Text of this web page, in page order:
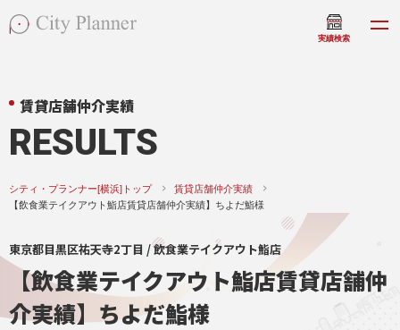
実績検索
賃貸店舗仲介実績
RESULTS
シティ・プランナー[横浜]トップ
賃貸店舗仲介実績
【飲食業テイクアウト鮨店賃貸店舗仲介実績】ちよだ鮨様
東京都目黒区祐天寺2丁目 / 飲食業テイクアウト鮨店
【飲食業テイクアウト鮨店賃貸店舗仲
介実績】ちよだ鮨様